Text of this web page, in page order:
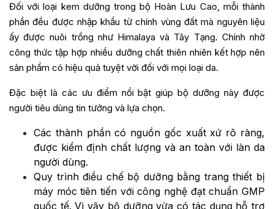
Đối với loại kem dưỡng trong bộ Hoàn Lưu Cao, mỗi thành
phần đều được nhập khẩu từ chính vùng đất mà nguyên liệu
ấy được nuôi trồng như Himalaya và Tây Tạng. Chính nhờ
công thức tập hợp nhiều dưỡng chất thiên nhiên kết hợp nên
sản phẩm có hiệu quả tuyệt vời đối với mọi loại da.
Đặc biệt là các ưu điểm nổi bật giúp bộ dưỡng này được
người tiêu dùng tin tưởng và lựa chọn.
Các thành phần có nguồn gốc xuất xứ rõ ràng,
được kiểm định chất lượng và an toàn với làn da
người dùng.
Quy trình điều chế bộ dưỡng bằng trang thiết bị
máy móc tiên tiến với công nghệ đạt chuẩn GMP
quốc tế. Vì vậy bộ dưỡng vừa có tác dụng hỗ trợ